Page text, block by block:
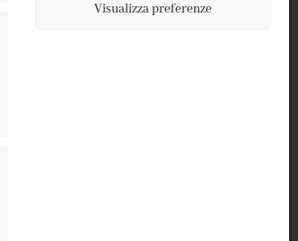
Visualizza preferenze